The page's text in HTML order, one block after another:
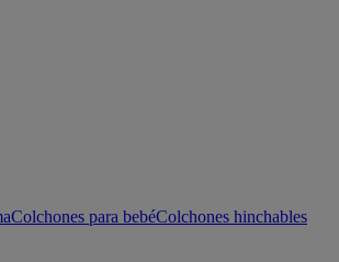
Colchones para bebéColchones hinchables